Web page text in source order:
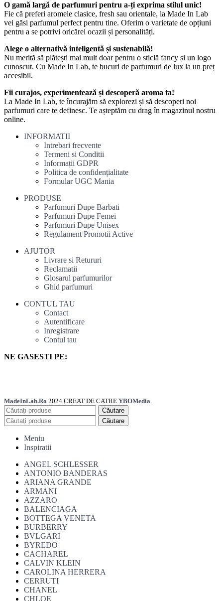
O gamă largă de parfumuri pentru a-ți exprima stilul unic!
Fie că preferi aromele clasice, fresh sau orientale, la Made In Lab
vei găsi parfumul perfect pentru tine. Oferim o varietate de opțiuni
pentru a se potrivi oricărei ocazii și personalități.
Alege o alternativă inteligentă și sustenabilă!
Nu merită să plătești mai mult doar pentru o sticlă fancy și un logo
cunoscut. Cu Made In Lab, te bucuri de parfumuri de lux la un preț
accesibil.
Fii curajos, experimentează și descoperă aroma ta!
La Made In Lab, te încurajăm să explorezi și să descoperi noi
parfumuri care te definesc. Te așteptăm cu drag în magazinul nostru
online.
INFORMATII
Intrebari frecvente
Termeni si Conditii
Informații GDPR
Politica de confidențialitate
Formular UGC Mania
PRODUSE
Parfumuri Dupe Barbati
Parfumuri Dupe Femei
Parfumuri Dupe Unisex
Regulament Promotii Active
AJUTOR
Livrare si Retururi
Reclamatii
Glosarul parfumurilor
Ghid parfumuri
CONTUL TAU
Contact
Autentificare
Inregistrare
Contul tau
NE GASESTI PE:
MadeInLab.Ro 2024 CREAT DE CATRE YBOMedia.
Căutare
Căutare
Meniu
Inspiratii
ANGEL SCHLESSER
ANTONIO BANDERAS
ARIANA GRANDE
ARMANI
AZZARO
BALENCIAGA
BOTTEGA VENETA
BURBERRY
BVLGARI
BYREDO
CACHAREL
CALVIN KLEIN
CAROLINA HERRERA
CERRUTI
CHANEL
CHLOE